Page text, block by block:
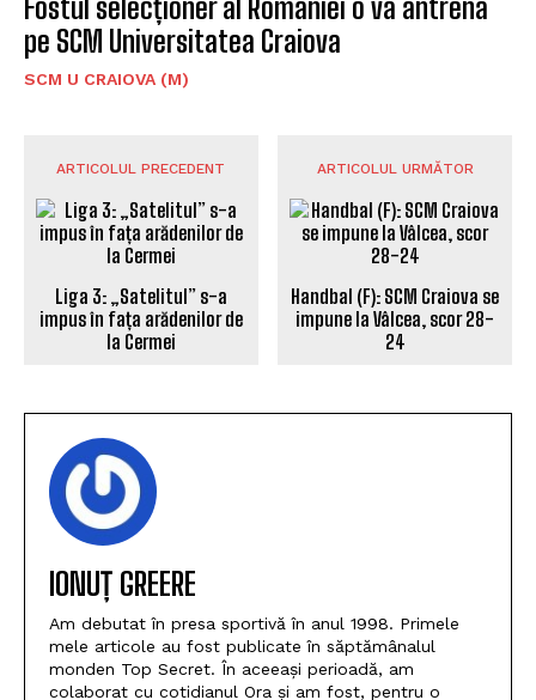
Fostul selecționer al României o va antrena
pe SCM Universitatea Craiova
SCM U CRAIOVA (M)
ARTICOLUL PRECEDENT
Liga 3: „Satelitul” s-a
impus în fața arădenilor de
la Cermei
ARTICOLUL URMĂTOR
Handbal (F): SCM Craiova se
impune la Vâlcea, scor 28-
24
IONUȚ GREERE
Am debutat în presa sportivă în anul 1998. Primele
mele articole au fost publicate în săptămânalul
monden Top Secret. În aceeași perioadă, am
colaborat cu cotidianul Ora și am fost, pentru o